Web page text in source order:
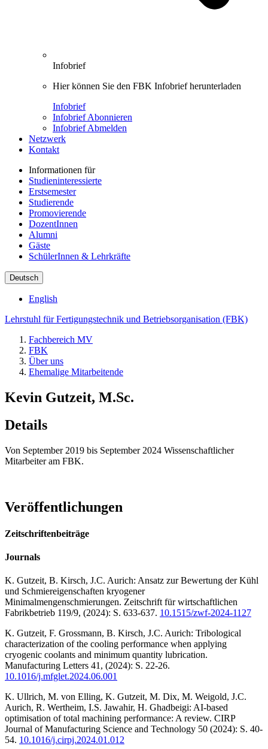
Infobrief
Hier können Sie den FBK Infobrief herunterladen
Infobrief
Infobrief Abonnieren
Infobrief Abmelden
Netzwerk
Kontakt
Informationen für
Studieninteressierte
Erstsemester
Studierende
Promovierende
DozentInnen
Alumni
Gäste
SchülerInnen & Lehrkräfte
Deutsch
English
Lehrstuhl für Fertigungstechnik und Betriebsorganisation (FBK)
Fachbereich MV
FBK
Über uns
Ehemalige Mitarbeitende
Kevin Gutzeit, M.Sc.
Details
Von September 2019 bis September 2024 Wissenschaftlicher
Mitarbeiter am FBK.
Veröffentlichungen
Zeitschriftenbeiträge
Journals
K. Gutzeit, B. Kirsch, J.C. Aurich: Ansatz zur Bewertung der Kühl
und Schmiereigenschaften kryogener
Minimalmengenschmierungen. Zeitschrift für wirtschaftlichen
Fabrikbetrieb 119/9, (2024): S. 633-637. 10.1515/zwf-2024-1127
K. Gutzeit, F. Grossmann, B. Kirsch, J.C. Aurich: Tribological
characterization of the cooling performance when applying
cryogenic coolants and minimum quantity lubrication.
Manufacturing Letters 41, (2024): S. 22-26.
10.1016/j.mfglet.2024.06.001
K. Ullrich, M. von Elling, K. Gutzeit, M. Dix, M. Weigold, J.C.
Aurich, R. Wertheim, I.S. Jawahir, H. Ghadbeigi: AI-based
optimisation of total machining performance: A review. CIRP
Journal of Manufacturing Science and Technology 50 (2024): S. 40-
54. 10.1016/j.cirpj.2024.01.012